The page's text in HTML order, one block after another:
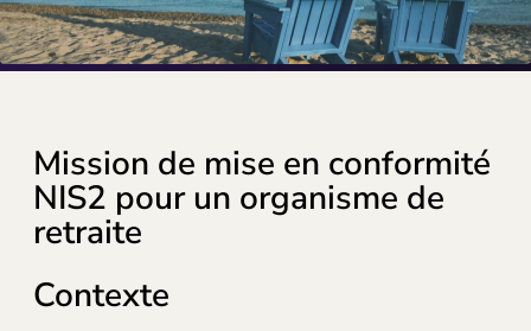
Mission de mise en conformité
NIS2 pour un organisme de
retraite
Contexte